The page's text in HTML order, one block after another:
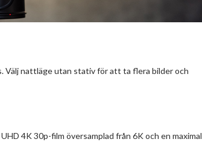
Välj nattläge utan stativ för att ta flera bilder och
4K 30p-film översamplad från 6K och en maximal